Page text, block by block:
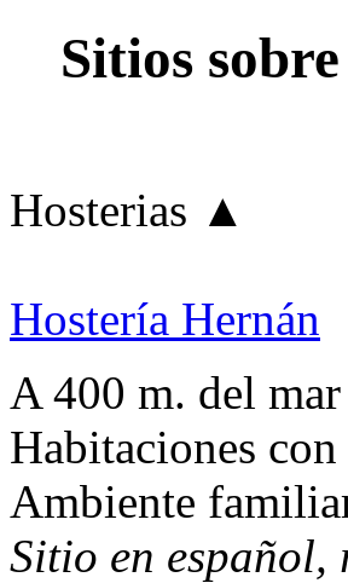
Sitios
Hosterias ▲
Hostería Hernán
A 400 m. del
Habitaciones
Ambiente
Sitio en español,